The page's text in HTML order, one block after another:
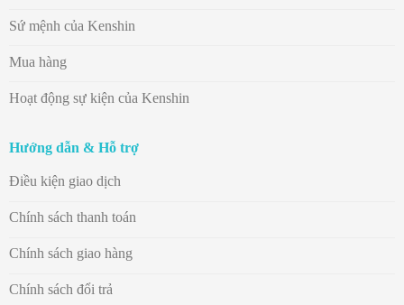
Sứ mệnh của Kenshin
Mua hàng
Hoạt động sự kiện của Kenshin
Hướng dẫn & Hỗ trợ
Điều kiện giao dịch
Chính sách thanh toán
Chính sách giao hàng
Chính sách đổi trả